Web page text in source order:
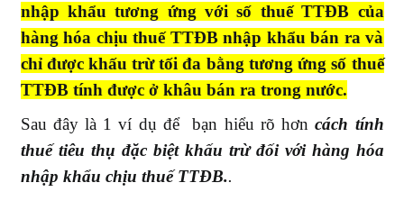
nhập khẩu tương ứng với số thuế TTĐB của
hàng hóa chịu thuế TTĐB nhập khẩu bán ra và
chỉ được khấu trừ tối đa bằng tương ứng số thuế
TTĐB tính được ở khâu bán ra trong nước.
Sau đây là 1 ví dụ để bạn hiểu rõ hơncách tính
thuế tiêu thụ đặc biệt khấu trừ đối với hàng hóa
nhập khẩu chịu thuế TTĐB..